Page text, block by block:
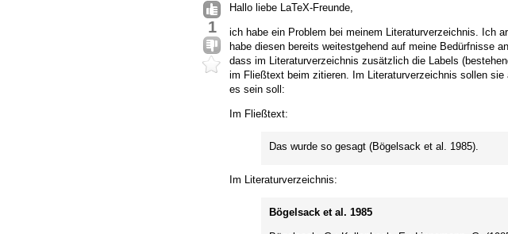
1
Hallo liebe LaTeX-Freunde,
ich habe ein Problem bei meinem Literaturverzeichnis. Ich
habe diesen bereits weitestgehend auf meine Bedürfnisse
dass im Literaturverzeichnis zusätzlich die Labels
im Fließtext beim zitieren. Im Literaturverzeichnis sollen
es sein soll:
Im Fließtext:
Das wurde so gesagt (Bögelsack et al. 1985).
Im Literaturverzeichnis:
Bögelsack et al. 1985